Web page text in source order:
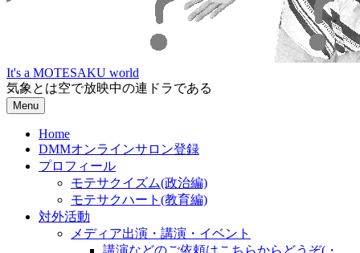
It's a MOTESAKU world
気象とは空で放映中の連ドラである
Menu
Home
DMMオンラインサロン登録
プロフィール
モテサクイズム(政治編)
モテサクハート(教育編)
対外活動
メディア出演・講演・イベント
講演などのご依頼はこちらからどうぞ(・